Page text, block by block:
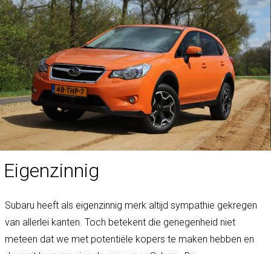
Eigenzinnig
Subaru heeft als eigenzinnig merk altijd sympathie gekregen
van allerlei kanten. Toch betekent die genegenheid niet
meteen dat we met potentiële kopers te maken hebben en